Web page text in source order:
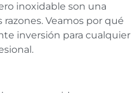
inoxidable son una
Veamos por qué
inversión para cualquier